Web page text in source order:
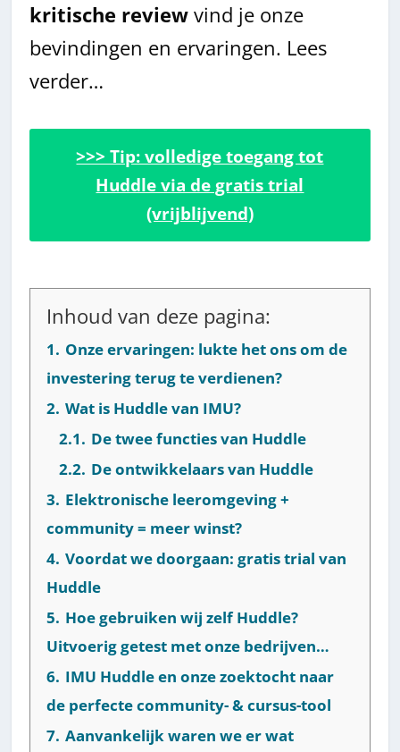
kritische review vind je onze
bevindingen en ervaringen. Lees
verder…
>>> Tip: volledige toegang tot
Huddle via de gratis trial
(vrijblijvend)
Inhoud van deze pagina:
1. Onze ervaringen: lukte het ons om de
investering terug te verdienen?
2. Wat is Huddle van IMU?
2.1. De twee functies van Huddle
2.2. De ontwikkelaars van Huddle
3. Elektronische leeromgeving +
community = meer winst?
4. Voordat we doorgaan: gratis trial van
Huddle
5. Hoe gebruiken wij zelf Huddle?
Uitvoerig getest met onze bedrijven…
6. IMU Huddle en onze zoektocht naar
de perfecte community- & cursus-tool
7. Aanvankelijk waren we er wat